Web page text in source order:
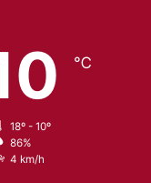
℃
18º - 10º
86%
4 km/h